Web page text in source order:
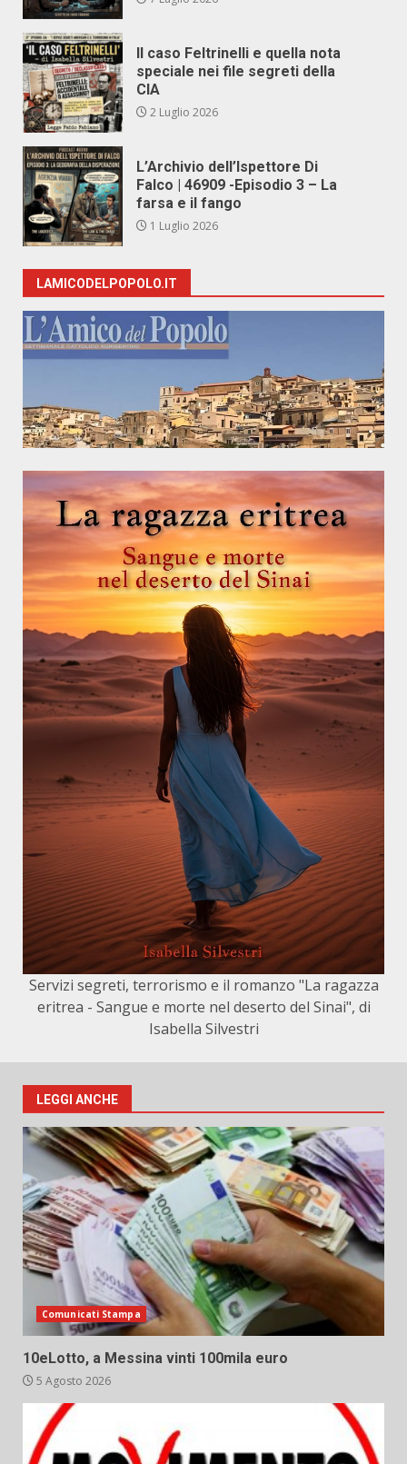
Il caso Feltrinelli e quella nota
speciale nei file segreti della
CIA
2 Luglio 2026
L’Archivio dell’Ispettore Di
Falco | 46909 -Episodio 3 – La
farsa e il fango
1 Luglio 2026
LAMICODELPOPOLO.IT
Servizi segreti, terrorismo e il romanzo "La ragazza
eritrea - Sangue e morte nel deserto del Sinai", di
Isabella Silvestri
LEGGI ANCHE
Comunicati Stampa
10eLotto, a Messina vinti 100mila euro
5 Agosto 2026